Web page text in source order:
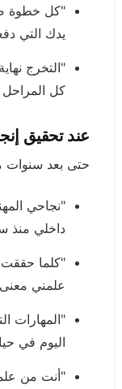
"كل خطوة
يدك التي
"التخرج
كل المراحل
عند تحقيق
حتى بعد سنوات
"نجاحي
داخلي منذ
"كلما حققت
علمني معنى
"المهارات
اليوم في
"أنت من